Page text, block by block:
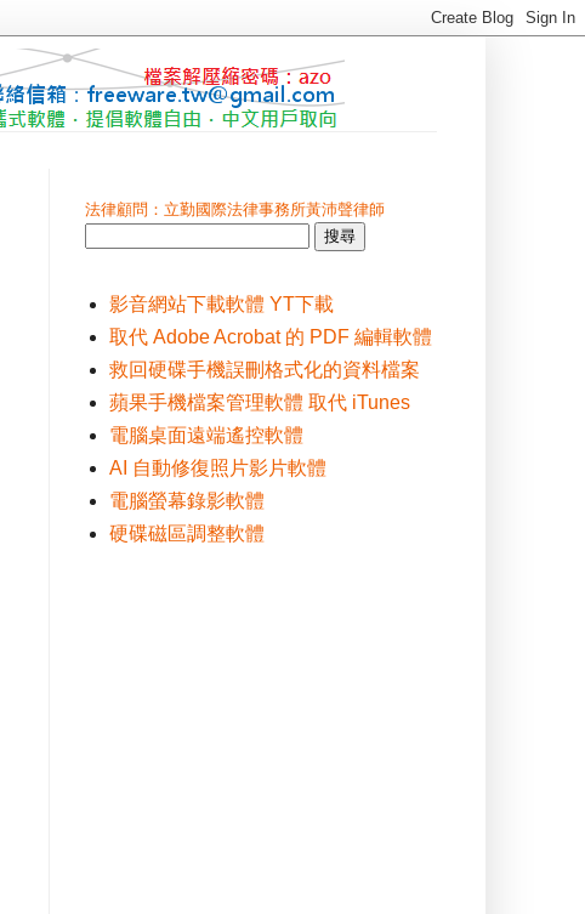
法律顧問：立勤國際法律事務所黃沛聲律師
影音網站下載軟體 YT下載
取代 Adobe Acrobat 的 PDF 編輯軟體
救回硬碟手機誤刪格式化的資料檔案
蘋果手機檔案管理軟體 取代 iTunes
電腦桌面遠端遙控軟體
AI 自動修復照片影片軟體
電腦螢幕錄影軟體
硬碟磁區調整軟體